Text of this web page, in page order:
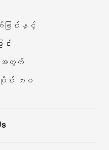
လုပ်ဆောင်
က်ခြင်းနှင့်
င်း
းအတွက်
ပိုင်း ဘဝ